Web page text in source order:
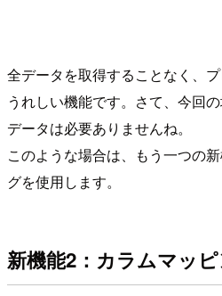
全データを取得することなく、
うれしい機能です。さて、今回
データは必要ありませんね。
このような場合は、もう一つの
グを使用します。
新機能2：カラムマッ